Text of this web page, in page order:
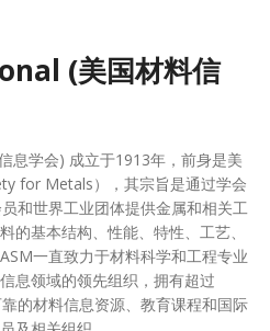
(美国材料信
息学会) 成立于1913年，前身是美
for Metals），其宗旨是通过学会
和世界工业团体提供金属和相关工
的基本结构、性能、特性、工艺、
一直致力于材料科学和工程专业
息领域的领先组织，拥有超过
的材料信息资源、教育课程和国际